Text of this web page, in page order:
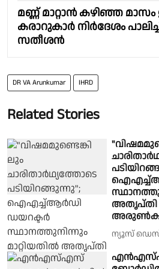
മണ്ണ് മാറ്റാൻ കഴിഞ്ഞ മാസം
കരാറുകാർ നിർദേശം
സതീശൻ
DR VA Arunkumar IHRD
Related Stories
അതൃപ്തി
ന്യൂസ്